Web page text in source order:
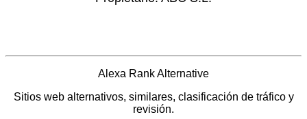
Alexa Rank Alternative
Sitios web alternativos, similares, clasificación de tráfico y
revisión.